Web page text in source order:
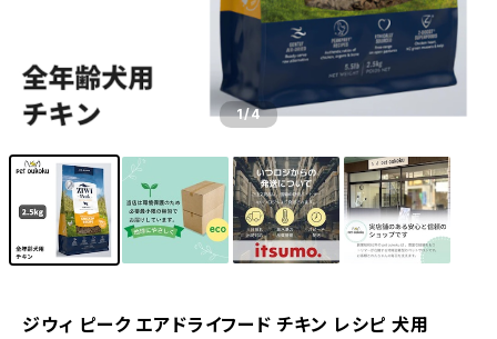
1/4
ジウィ ピーク エアドライフード チキン レシピ 犬用